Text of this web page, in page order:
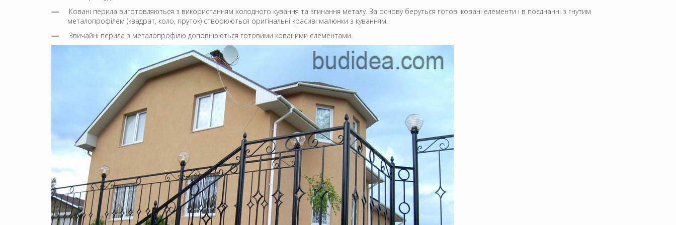
Ковані перила виготовляються з використанням холодного кування та згинання металу. За основу беруться готові ковані елементи і в поєднанні з гнутим
металопрофілем (квадрат, коло, пруток) створюються оригінальні красиві малюнки з куванням.
Звичайні перила з металопрофілю доповнюються готовими кованими елементами.